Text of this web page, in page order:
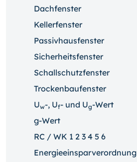
Dachfenster
Kellerfenster
Passivhausfenster
Sicherheitsfenster
Schallschutzfenster
Trockenbaufenster
Uw-, Uf- und Ug-Wert
g-Wert
RC / WK 1 2 3 4 5 6
Energieeinsparverordnung